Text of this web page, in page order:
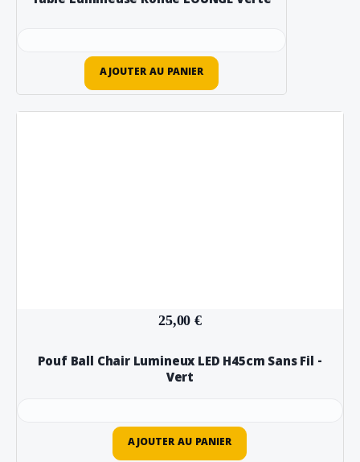
AJOUTER AU PANIER
25,00 €
Pouf Ball Chair Lumineux LED H45cm Sans Fil -
Vert
AJOUTER AU PANIER